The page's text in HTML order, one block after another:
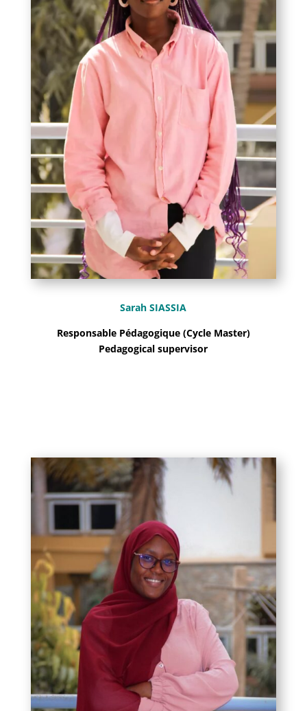
Sarah SIASSIA
Responsable Pédagogique (Cycle Master)
Pedagogical supervisor